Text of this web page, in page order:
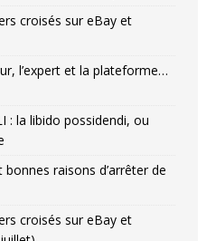
croisés sur eBay et
l’expert et la plateforme…
: la libido possidendi, ou
raisons d’arrêter de
croisés sur eBay et